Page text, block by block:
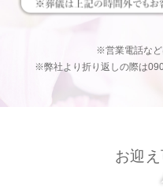
※営業電話など
※弊社より折り返しの際は
お迎